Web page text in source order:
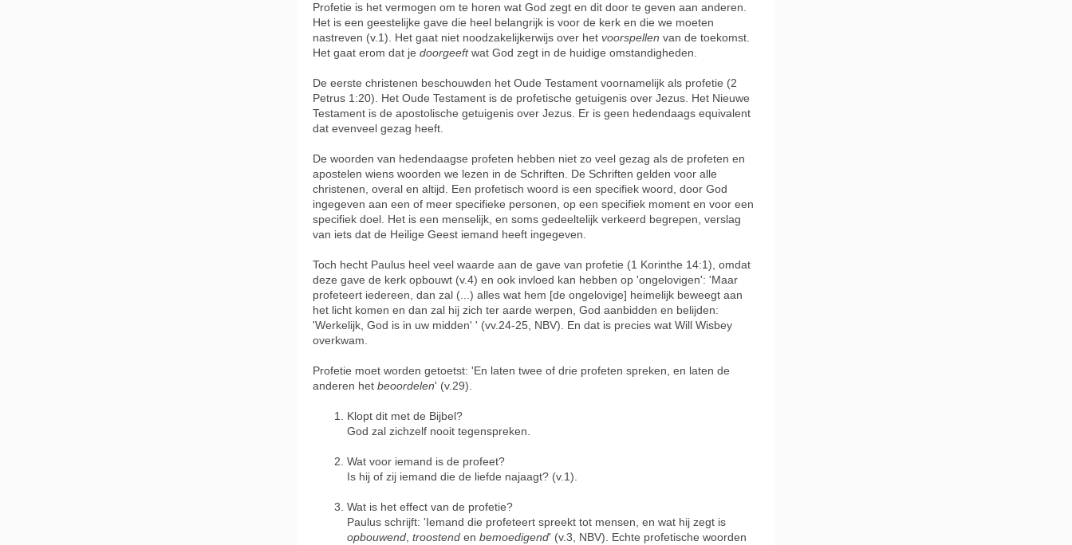
Profetie is het vermogen om te horen wat God zegt en dit door te geven aan anderen.
Het is een geestelijke gave die heel belangrijk is voor de kerk en die we moeten
nastreven (v.1). Het gaat niet noodzakelijkerwijs over het voorspellen van de toekomst.
Het gaat erom dat je doorgeeftwat God zegt in de huidige omstandigheden.
De eerste christenen beschouwden het Oude Testament voornamelijk als profetie (2
Petrus 1:20). Het Oude Testament is de profetische getuigenis over Jezus. Het Nieuwe
Testament is de apostolische getuigenis over Jezus. Er is geen hedendaags equivalent
dat evenveel gezag heeft.
De woorden van hedendaagse profeten hebben niet zo veel gezag als de profeten en
apostelen wiens woorden we lezen in de Schriften. De Schriften gelden voor alle
christenen, overal en altijd. Een profetisch woord is een specifiek woord, door God
ingegeven aan een of meer specifieke personen, op een specifiek moment en voor een
specifiek doel. Het is een menselijk, en soms gedeeltelijk verkeerd begrepen, verslag
van iets dat de Heilige Geest iemand heeft ingegeven.
Toch hecht Paulus heel veel waarde aan de gave van profetie (1 Korinthe 14:1), omdat
deze gave de kerk opbouwt (v.4) en ook invloed kan hebben op 'ongelovigen': 'Maar
profeteert iedereen, dan zal (...) alles wat hem [de ongelovige] heimelijk beweegt aan
het licht komen en dan zal hij zich ter aarde werpen, God aanbidden en belijden:
'Werkelijk, God is in uw midden' ' (vv.24-25, NBV). En dat is precies wat Will Wisbey
overkwam.
Profetie moet worden getoetst: 'En laten twee of drie profeten spreken, en laten de
anderen het beoordelen' (v.29).
Klopt dit met de Bijbel?
God zal zichzelf nooit tegenspreken.
Wat voor iemand is de profeet?
Is hij of zij iemand die de liefde najaagt? (v.1).
Wat is het effect van de profetie?
Paulus schrijft: 'Iemand die profeteert spreekt tot mensen, en wat hij zegt is
opbouwend troostend en bemoedigend' (v.3, NBV). Echte profetische woorden